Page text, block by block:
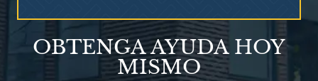
Talco en polvo
Ovary cancer
OBTENGA AYUDA HOY
MISMO